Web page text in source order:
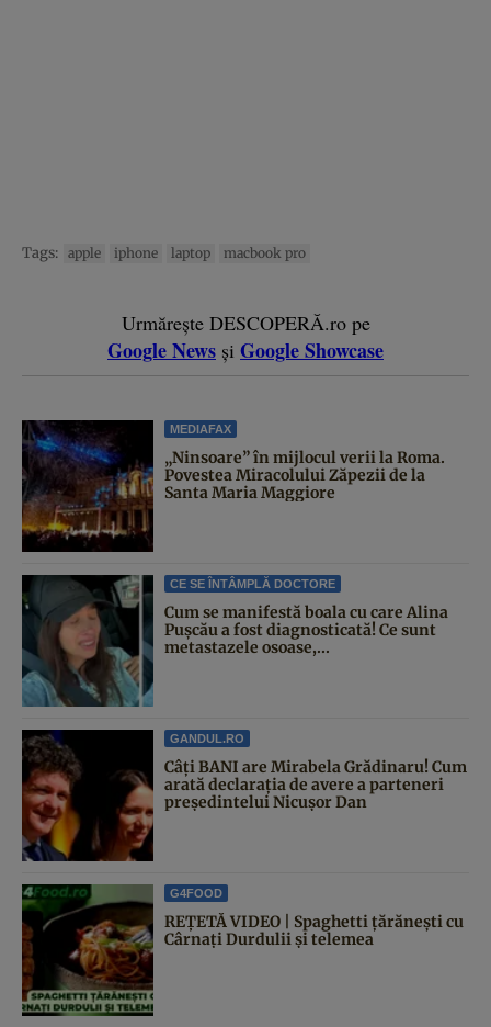
Tags: apple iphone laptop macbook pro
Urmărește DESCOPERĂ.ro pe
Google News și Google Showcase
MEDIAFAX
„Ninsoare” în mijlocul verii la Roma.
Povestea Miracolului Zăpezii de la
Santa Maria Maggiore
CE SE ÎNTÂMPLĂ DOCTORE
Cum se manifestă boala cu care Alina
Pușcău a fost diagnosticată! Ce sunt
metastazele osoase,...
GANDUL.RO
Câți BANI are Mirabela Grădinaru! Cum
arată declarația de avere a parteneri
președintelui Nicușor Dan
G4FOOD
REȚETĂ VIDEO | Spaghetti țărănești cu
Cârnați Durdulii și telemea